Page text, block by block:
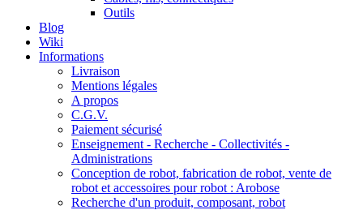
Outils
Blog
Wiki
Informations
Livraison
Mentions légales
A propos
C.G.V.
Paiement sécurisé
Enseignement - Recherche - Collectivités -
Administrations
Conception de robot, fabrication de robot, vente de
robot et accessoires pour robot : Arobose
Recherche d'un produit, composant, robot